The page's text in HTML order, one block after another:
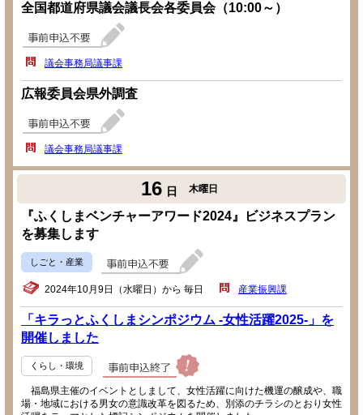
全国都道府県議会議長会各委員会（10:00～）
議会事務局議事課
広報委員会県外調査
議会事務局議事課
16 日 木曜日
『ふくしまベンチャーアワード2024』ビジネスプラン
を募集します
しごと・産業
2024年10月9日（水曜日）から 毎日 産業振興課
「キラっとふくしまシンポジウム -女性活躍2025-」を
開催しました
くらし・環境
福島県主催のイベントとしまして、女性活躍に向けた機運の醸成や、職
場・地域における男女の意識改革を図るため、別添のチラシのとおり女性